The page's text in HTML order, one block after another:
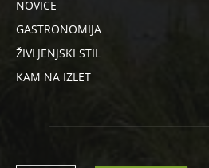
NOVICE
GASTRONOMIJA
ŽIVLJENJSKI STIL
KAM NA IZLET